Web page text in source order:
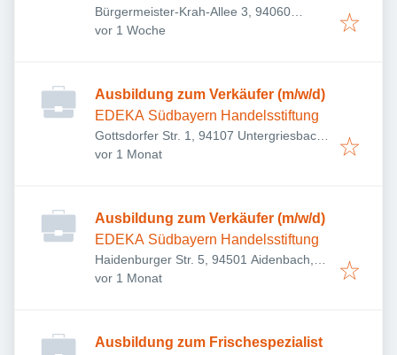
Bürgermeister-Krah-Allee 3, 94060
Pocking, Deutschland
Veröffentlicht
vor 1 Woche
Ausbildung zum Verkäufer (m/w/d)
EDEKA Südbayern Handelsstiftung
Gottsdorfer Str. 1, 94107 Untergriesbach,
Deutschland
Veröffentlicht
vor 1 Monat
Ausbildung zum Verkäufer (m/w/d)
EDEKA Südbayern Handelsstiftung
Haidenburger Str. 5, 94501 Aidenbach,
Deutschland
Veröffentlicht
vor 1 Monat
Ausbildung zum Frischespezialist